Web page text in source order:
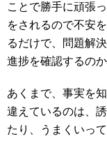
ことで勝手に頑張
をされるので不安
るだけで、問題解
進捗を確認するのか
あくまで、事実を
違えているのは、
たり、うまくいっ